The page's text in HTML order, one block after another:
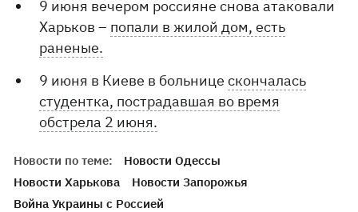
9 июня вечером россияне снова атаковали
Харьков – попали в жилой дом, есть
раненые.
9 июня в Киеве в больницескончалась
студентка, пострадавшая во время
обстрела 2 июня.
Новости по теме:
Новости Одессы
Новости Харькова
Новости Запорожья
Война Украины с Россией